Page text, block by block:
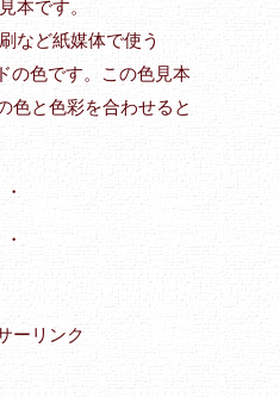
本です。
など紙媒体で使う
の色です。この色見本
色と色彩を合わせると
・
・
ーリンク